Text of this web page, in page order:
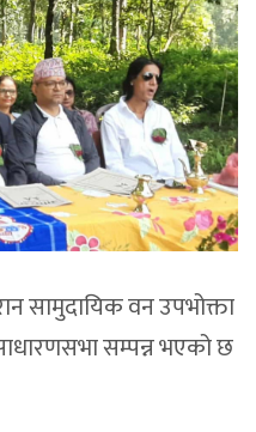
सामुदायिक वन उपभोक्ता
सम्पन्न भएको छ